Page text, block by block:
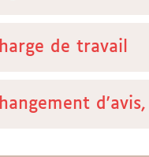
de travail